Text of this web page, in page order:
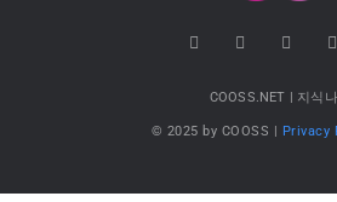
COOSS.NET | 지식
© 2025 by COOSS | Privacy